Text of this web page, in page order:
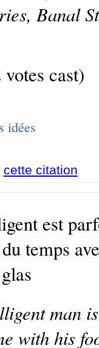
Banal
cast)
idées
cette citation
est
temps
man
with his